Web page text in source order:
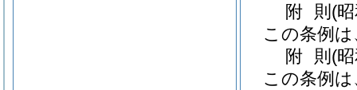
附 則 (
この条例
附 則 (
この条例